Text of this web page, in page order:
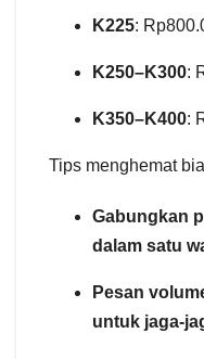
K225:
K250–K300:
K350–K400:
Tips menghemat
Gabungkan
dalam satu
Pesan
untuk jaga-